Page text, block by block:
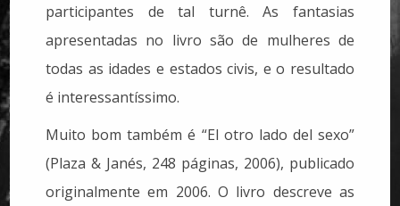
participantes de tal turnê. As fantasias
apresentadas no livro são de mulheres de
todas as idades e estados civis, e o resultado
é interessantíssimo.
Muito bom também é “El otro lado del sexo”
(Plaza & Janés, 248 páginas, 2006), publicado
originalmente em 2006. O livro descreve as